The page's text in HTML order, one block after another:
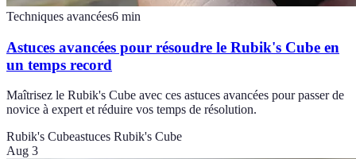
Techniques avancées6 min
Astuces avancées pour résoudre le Rubik's Cube en
un temps record
Maîtrisez le Rubik's Cube avec ces astuces avancées pour passer de
novice à expert et réduire vos temps de résolution.
Rubik's Cubeastuces Rubik's Cube
Aug 3